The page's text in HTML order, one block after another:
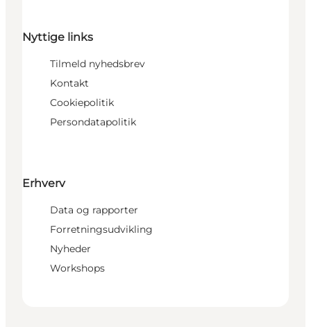
Nyttige links
Tilmeld nyhedsbrev
Kontakt
Cookiepolitik
Persondatapolitik
Erhverv
Data og rapporter
Forretningsudvikling
Nyheder
Workshops